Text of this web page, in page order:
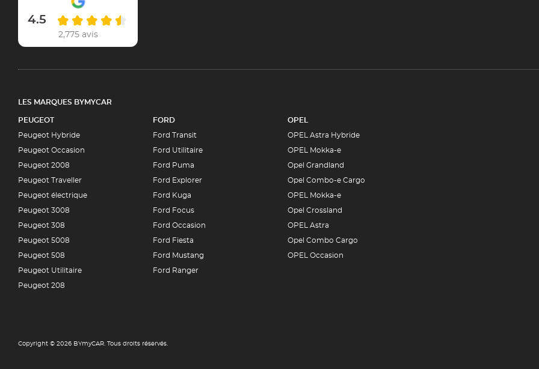
4.5
2,775 avis
LES MARQUES BYMYCAR
PEUGEOT
Peugeot Hybride
Peugeot Occasion
Peugeot 2008
Peugeot Traveller
Peugeot électrique
Peugeot 3008
Peugeot 308
Peugeot 5008
Peugeot 508
Peugeot Utilitaire
Peugeot 208
FORD
Ford Transit
Ford Utilitaire
Ford Puma
Ford Explorer
Ford Kuga
Ford Focus
Ford Occasion
Ford Fiesta
Ford Mustang
Ford Ranger
OPEL
OPEL Astra Hybride
OPEL Mokka-e
Opel Grandland
Opel Combo-e Cargo
OPEL Mokka-e
Opel Crossland
OPEL Astra
Opel Combo Cargo
OPEL Occasion
Copyright © 2026 BYmyCAR. Tous droits réservés.